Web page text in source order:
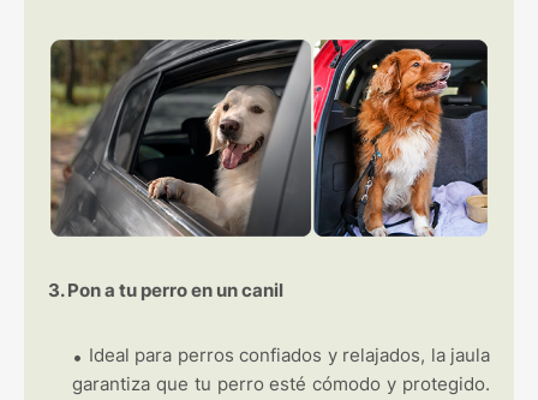
3. Pon a tu perro en un canil
Ideal para perros confiados y relajados, la jaula
garantiza que tu perro esté cómodo y protegido.